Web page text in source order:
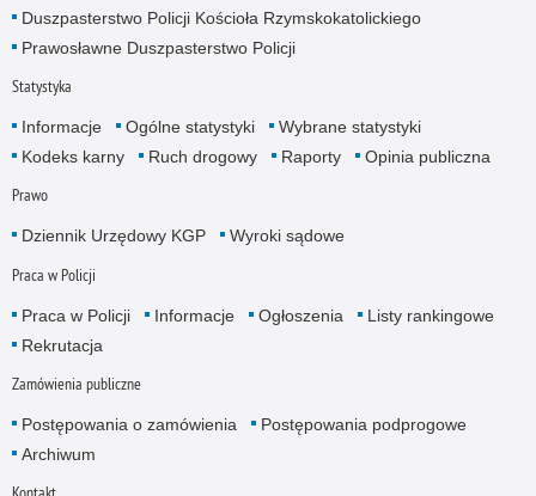
Duszpasterstwo Policji Kościoła Rzymskokatolickiego
Prawosławne Duszpasterstwo Policji
Statystyka
Informacje Ogólne statystyki
Wybrane statystyki
Kodeks karny
Ruch drogowy Raporty Opinia publiczna
Prawo
Dziennik Urzędowy KGP Wyroki sądowe
Praca w Policji
Praca w Policji Informacje Ogłoszenia
Listy rankingowe
Rekrutacja
Zamówienia publiczne
Postępowania o zamówienia
Postępowania podprogowe
Archiwum